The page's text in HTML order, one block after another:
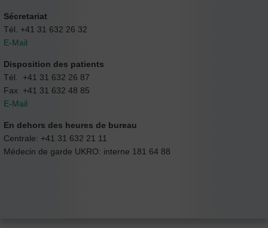
Sécretariat
Tél. +41 31 632 26 32
E-Mail
Disposition des patients
Tél. +41 31 632 26 87
Fax +41 31 632 48 85
E-Mail
En dehors des heures de bureau
Centrale: +41 31 632 21 11
Médecin de garde UKRO: interne 181 64 88